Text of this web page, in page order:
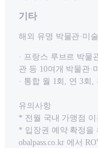
기타
해외 유명 박물관·미
· 프랑스 루브르 박물
관 등 10여개 박물관·
· 통합 월 1회, 연 3회
유의사항
* 전월 국내 가맹점
* 입장권 예약 확정을
obalpass.co.kr 에서